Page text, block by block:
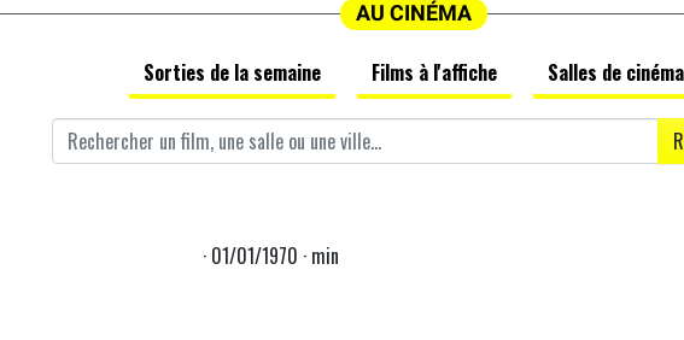
AU CINÉMA
Sorties de la semaine Films à l'affiche Salles de cinéma
· 01/01/1970 · min